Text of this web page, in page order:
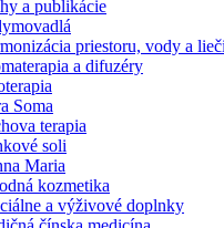
a publikácie
priestoru, vody a
a difuzéry
Soma
terapia
soli
Maria
kozmetika
a výživové doplnky